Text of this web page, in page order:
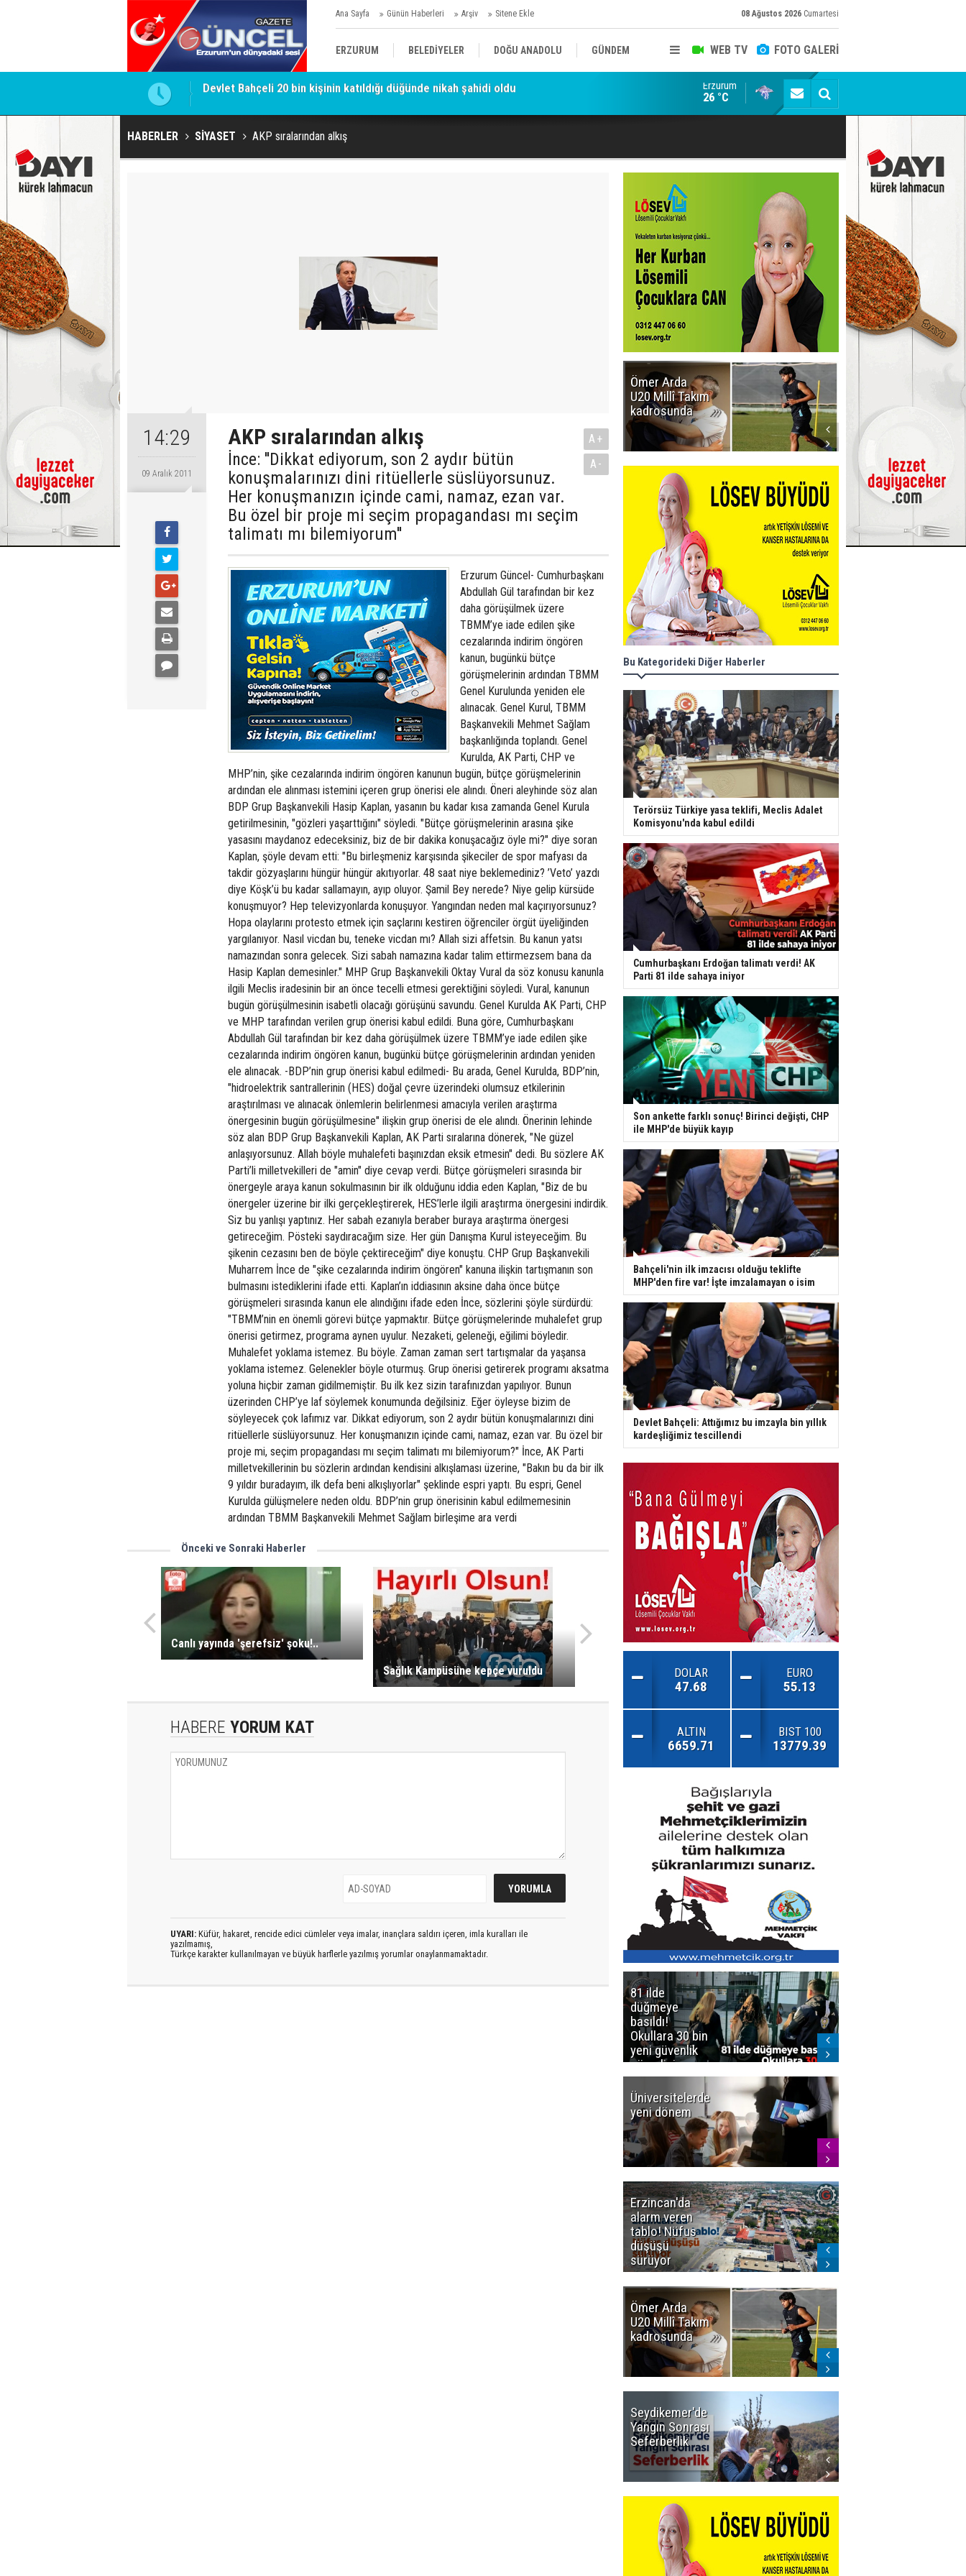
Ana Sayfa Günün Haberleri Arşiv Sitene Ekle 08 Ağustos 2026 Cumartesi
WEB TV FOTO GALERİ
ERZURUM BELEDİYELER DOĞU ANADOLU GÜNDEM
SİYASET AFAD/ SAVAŞ SPOR
Gülistan Doku Dosyasında Siyah Helikopter Skandalı: Tutuklanan 'Hayırsever', Valiyi Geçemedi! Ömer Arda U20 Millî Takım kadrosunda
Erzurum
26 °C
HABERLER SİYASET AKP sıralarından alkış
14:29
09 Aralık 2011
AKP sıralarından alkış
İnce: ''Dikkat ediyorum, son 2 aydır bütün
konuşmalarınızı dini ritüellerle süslüyorsunuz.
Her konuşmanızın içinde cami, namaz, ezan var.
Bu özel bir proje mi seçim propagandası mı seçim
talimatı mı bilemiyorum''
A+
A-
Erzurum Güncel- Cumhurbaşkanı
Abdullah Gül tarafından bir kez
daha görüşülmek üzere
TBMM’ye iade edilen şike
cezalarında indirim öngören
kanun, bugünkü bütçe
görüşmelerinin ardından TBMM
Genel Kurulunda yeniden ele
alınacak. Genel Kurul, TBMM
Başkanvekili Mehmet Sağlam
başkanlığında toplandı. Genel
Kurulda, AK Parti, CHP ve
MHP’nin, şike cezalarında indirim öngören kanunun bugün, bütçe görüşmelerinin
ardından ele alınması istemini içeren grup önerisi ele alındı. Öneri aleyhinde söz alan
BDP Grup Başkanvekili Hasip Kaplan, yasanın bu kadar kısa zamanda Genel Kurula
getirilmesinin, "gözleri yaşarttığını" söyledi. "Bütçe görüşmelerinin arasına şike
yasasını maydanoz edeceksiniz, biz de bir dakika konuşacağız öyle mi?" diye soran
Kaplan, şöyle devam etti: "Bu birleşmeniz karşısında şikeciler de spor mafyası da
takdir gözyaşlarını hüngür hüngür akıtıyorlar. 48 saat niye beklemediniz? ’Veto’ yazdı
diye Köşk’ü bu kadar sallamayın, ayıp oluyor. Şamil Bey nerede? Niye gelip kürsüde
konuşmuyor? Hep televizyonlarda konuşuyor. Yangından neden mal kaçırıyorsunuz?
Hopa olaylarını protesto etmek için saçlarını kestiren öğrenciler örgüt üyeliğinden
yargılanıyor. Nasıl vicdan bu, teneke vicdan mı? Allah sizi affetsin. Bu kanun yatsı
namazından sonra gelecek. Sizi sabah namazına kadar talim ettirmezsem bana da
Hasip Kaplan demesinler." MHP Grup Başkanvekili Oktay Vural da söz konusu kanunla
ilgili Meclis iradesinin bir an önce tecelli etmesi gerektiğini söyledi. Vural, kanunun
bugün görüşülmesinin isabetli olacağı görüşünü savundu. Genel Kurulda AK Parti, CHP
ve MHP tarafından verilen grup önerisi kabul edildi. Buna göre, Cumhurbaşkanı
Abdullah Gül tarafından bir kez daha görüşülmek üzere TBMM’ye iade edilen şike
cezalarında indirim öngören kanun, bugünkü bütçe görüşmelerinin ardından yeniden
ele alınacak. -BDP’nin grup önerisi kabul edilmedi- Bu arada, Genel Kurulda, BDP’nin,
"hidroelektrik santrallerinin (HES) doğal çevre üzerindeki olumsuz etkilerinin
araştırılması ve alınacak önlemlerin belirlenmesi amacıyla verilen araştırma
önergesinin bugün görüşülmesine" ilişkin grup önerisi de ele alındı. Önerinin lehinde
söz alan BDP Grup Başkanvekili Kaplan, AK Parti sıralarına dönerek, "Ne güzel
anlaşıyorsunuz. Allah böyle muhalefeti başınızdan eksik etmesin" dedi. Bu sözlere AK
Parti’li milletvekilleri de "amin" diye cevap verdi. Bütçe görüşmeleri sırasında bir
önergeyle araya kanun sokulmasının bir ilk olduğunu iddia eden Kaplan, "Biz de bu
önergeler üzerine bir ilki gerçekleştirerek, HES’lerle ilgili araştırma önergesini indirdik.
Siz bu yanlışı yaptınız. Her sabah ezanıyla beraber buraya araştırma önergesi
getireceğim. Pösteki saydıracağım size. Her gün Danışma Kurul isteyeceğim. Bu
şikenin cezasını ben de böyle çektireceğim" diye konuştu. CHP Grup Başkanvekili
Muharrem İnce de "şike cezalarında indirim öngören" kanuna ilişkin tartışmanın son
bulmasını istediklerini ifade etti. Kaplan’ın iddiasının aksine daha önce bütçe
görüşmeleri sırasında kanun ele alındığını ifade eden İnce, sözlerini şöyle sürdürdü:
"TBMM’nin en önemli görevi bütçe yapmaktır. Bütçe görüşmelerinde muhalefet grup
önerisi getirmez, programa aynen uyulur. Nezaketi, geleneği, eğilimi böyledir.
Muhalefet yoklama istemez. Bu böyle. Zaman zaman sert tartışmalar da yaşansa
yoklama istemez. Gelenekler böyle oturmuş. Grup önerisi getirerek programı aksatma
yoluna hiçbir zaman gidilmemiştir. Bu ilk kez sizin tarafınızdan yapılıyor. Bunun
üzerinden CHP’ye laf söylemek konumunda değilsiniz. Eğer öyleyse bizim de
söyleyecek çok lafımız var. Dikkat ediyorum, son 2 aydır bütün konuşmalarınızı dini
ritüellerle süslüyorsunuz. Her konuşmanızın içinde cami, namaz, ezan var. Bu özel bir
proje mi, seçim propagandası mı seçim talimatı mı bilemiyorum?" İnce, AK Parti
milletvekillerinin bu sözlerin ardından kendisini alkışlaması üzerine, "Bakın bu da bir ilk
9 yıldır buradayım, ilk defa beni alkışlıyorlar" şeklinde espri yaptı. Bu espri, Genel
Kurulda gülüşmelere neden oldu. BDP’nin grup önerisinin kabul edilmemesinin
ardından TBMM Başkanvekili Mehmet Sağlam birleşime ara verdi
Önceki ve Sonraki Haberler
Canlı yayında 'şerefsiz' şoku!..
Sağlık Kampüsüne kepçe vuruldu
HABERE YORUM KAT
UYARI: Küfür, hakaret, rencide edici cümleler veya imalar, inançlara saldırı içeren, imla kuralları ile
yazılmamış,
Türkçe karakter kullanılmayan ve büyük harflerle yazılmış yorumlar onaylanmamaktadır.
Ömer Arda
U20 Millî Takım
kadrosunda
lütfen!
Bu Kategorideki Diğer Haberler
Terörsüz Türkiye yasa teklifi, Meclis Adalet
Komisyonu'nda kabul edildi
Cumhurbaşkanı Erdoğan talimatı verdi! AK
Parti 81 ilde sahaya iniyor
Son ankette farklı sonuç! Birinci değişti, CHP
ile MHP'de büyük kayıp
Bahçeli'nin ilk imzacısı olduğu teklifte
MHP'den fire var! İşte imzalamayan o isim
Devlet Bahçeli: Attığımız bu imzayla bin yıllık
kardeşliğimiz tescillendi
DOLAR
47.68
EURO
55.13
ALTIN
6659.71
BIST 100
13779.39
81 ilde
düğmeye
basıldı!
Okullara 30 bin
yeni güvenlik
görevlisi
Üniversitelerde
yeni dönem
Erzincan'da
alarm veren
tablo! Nüfus
düşüşü
sürüyor
Ömer Arda
U20 Millî Takım
kadrosunda
Seydikemer'de
Yangın Sonrası
Seferberlik